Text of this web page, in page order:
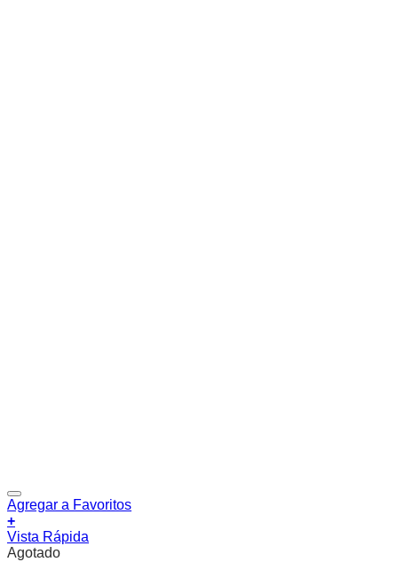
Agregar a Favoritos
+
Vista Rápida
Agotado